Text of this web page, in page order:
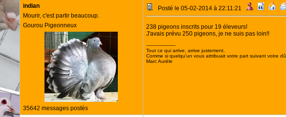
indian
Mourir, c'est partir beaucoup.
Gourou Pigeonneux
35642 messages postés
Posté le 05-02-2014 à 22:11:21
238 pigeons inscrits pour 19 éleveurs!
J'avais prévu 250 pigeons, je ne suis pas loin!!
--------------------
Tout ce qui arrive, arrive justement.
Comme si quelqu'un vous attribuait votre part suivant votre dû.
Marc Aurèle